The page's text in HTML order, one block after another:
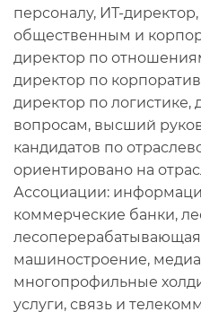
персоналу, ИТ-
общественным и
директор по
директор по
директор по
вопросам, высший
кандидатов по
ориентировано на
Ассоциации:
коммерческие банки,
машиностроение,
многопрофильные
услуги, связь и